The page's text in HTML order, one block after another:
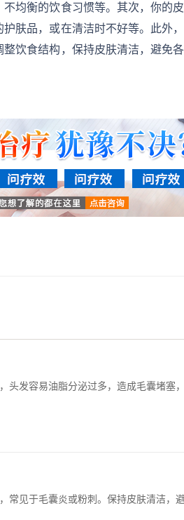
均衡的饮食习惯等。其次，你的
肤品，或在清洁时不好等。此外
饮食结构，保持皮肤清洁，避免
发容易油脂分泌过多，造成毛囊堵塞
常见于毛囊炎或粉刺。保持皮肤清洁，